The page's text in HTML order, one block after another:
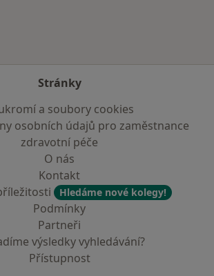
Stránky
a soubory cookies
osobních údajů pro zaměstnance
zdravotní péče
O nás
Kontakt
Hledáme nové kolegy!
Podmínky
Partneři
výsledky vyhledávání?
Přístupnost